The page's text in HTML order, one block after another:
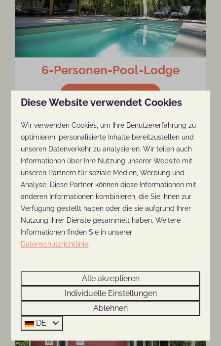
6-Personen-Pool-Lodge
Weitere Informationen
10-Personen-Pool-Lodge
Diese Website verwendet Cookies
Wir verwenden Cookies, um Ihre Benutzererfahrung zu
optimieren, personalisierte Inhalte bereitzustellen und
unseren Datenverkehr zu analysieren. Wir teilen auch
Informationen über Ihre Nutzung unserer Website mit
unseren Partnern für soziale Medien, Werbung und
Analyse. Diese Partner können diese Informationen mit
anderen Informationen kombinieren, die Sie ihnen zur
Verfügung gestellt haben oder die sie aufgrund Ihrer
Nutzung ihrer Dienste gesammelt haben. Weitere
Informationen finden Sie in unserer
Datenschutzrichtlinie.
Alle akzeptieren
Individuelle Einstellungen
Ablehnen
DE